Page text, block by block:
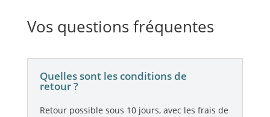
Vos questions fréquentes
Quelles sont les conditions de
retour ?
Retour possible sous 10 jours, avec les frais de